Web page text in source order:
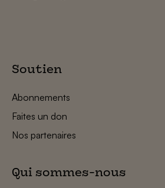
Soutien
Abonnements
Faites un don
Nos partenaires
Qui sommes-nous